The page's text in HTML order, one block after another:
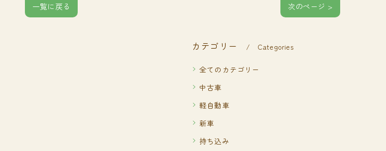
一覧に戻る 次のページ >
カテゴリー Categories
全てのカテゴリー
中古車
軽自動車
新車
持ち込み